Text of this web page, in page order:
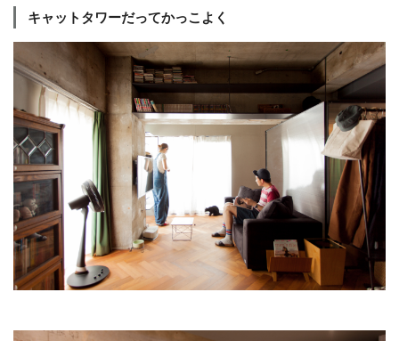
キャットタワーだってかっこよく